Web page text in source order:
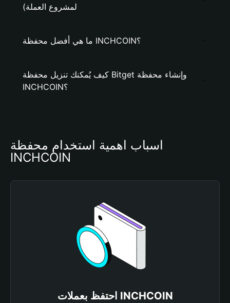
لمشروع العملة)
ما هي أفضل محفظة INCHCOIN؟
كيف يُمكنك تنزيل محفظة Bitget وإنشاء محفظة
INCHCOIN؟
أسباب أهمية استخدام محفظة
INCHCOIN
احتفظ بعملات INCHCOIN